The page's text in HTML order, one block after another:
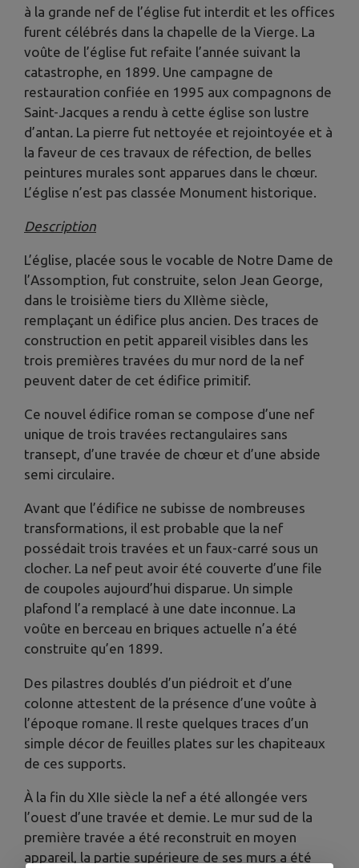
à la grande nef de l’église fut interdit et les offices
furent célébrés dans la chapelle de la Vierge. La
voûte de l’église fut refaite l’année suivant la
catastrophe, en 1899. Une campagne de
restauration confiée en 1995 aux compagnons de
Saint-Jacques a rendu à cette église son lustre
d’antan. La pierre fut nettoyée et rejointoyée et à
la faveur de ces travaux de réfection, de belles
peintures murales sont apparues dans le chœur.
L’église n’est pas classée Monument historique.
Description
L’église, placée sous le vocable de Notre Dame de
l’Assomption, fut construite, selon Jean George,
dans le troisième tiers du XIIème siècle,
remplaçant un édifice plus ancien. Des traces de
construction en petit appareil visibles dans les
trois premières travées du mur nord de la nef
peuvent dater de cet édifice primitif.
Ce nouvel édifice roman se compose d’une nef
unique de trois travées rectangulaires sans
transept, d’une travée de chœur et d’une abside
semi circulaire.
Avant que l’édifice ne subisse de nombreuses
transformations, il est probable que la nef
possédait trois travées et un faux-carré sous un
clocher. La nef peut avoir été couverte d’une file
de coupoles aujourd’hui disparue. Un simple
plafond l’a remplacé à une date inconnue. La
voûte en berceau en briques actuelle n’a été
construite qu’en 1899.
Des pilastres doublés d’un piédroit et d’une
colonne attestent de la présence d’une voûte à
l’époque romane. Il reste quelques traces d’un
simple décor de feuilles plates sur les chapiteaux
de ces supports.
À la fin du XIIe siècle la nef a été allongée vers
l’ouest d’une travée et demie. Le mur sud de la
première travée a été reconstruit en moyen
appareil, la partie supérieure de ses murs a été